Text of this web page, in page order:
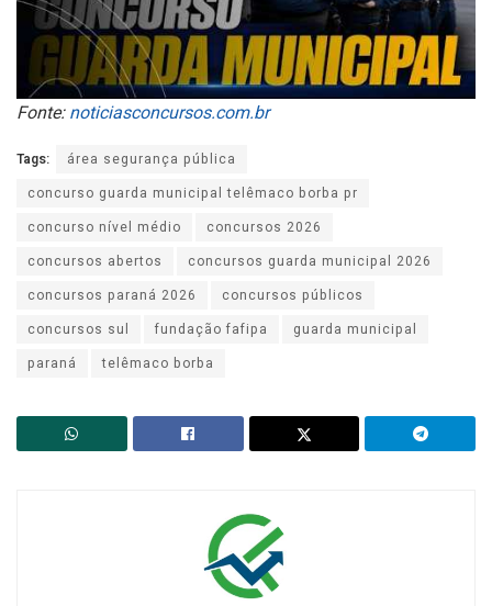
Fonte: noticiasconcursos.com.br
Tags:
área segurança pública
concurso guarda municipal telêmaco borba pr
concurso nível médio
concursos 2026
concursos abertos
concursos guarda municipal 2026
concursos paraná 2026
concursos públicos
concursos sul
fundação fafipa
guarda municipal
paraná
telêmaco borba